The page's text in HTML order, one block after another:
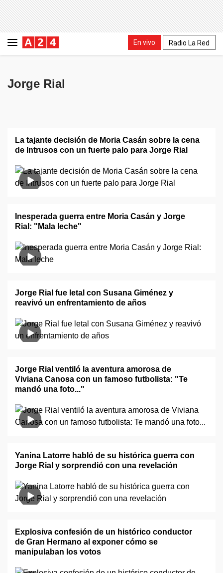
En vivo Radio La Red
Jorge Rial
La tajante decisión de Moria Casán sobre la cena
de Intrusos con un fuerte palo para Jorge Rial
Inesperada guerra entre Moria Casán y Jorge
Rial: "Mala leche"
Jorge Rial fue letal con Susana Giménez y
reavivó un enfrentamiento de años
Jorge Rial ventiló la aventura amorosa de
Viviana Canosa con un famoso futbolista: "Te
mandó una foto..."
Yanina Latorre habló de su histórica guerra con
Jorge Rial y sorprendió con una revelación
Explosiva confesión de un histórico conductor
de Gran Hermano al exponer cómo se
manipulaban los votos